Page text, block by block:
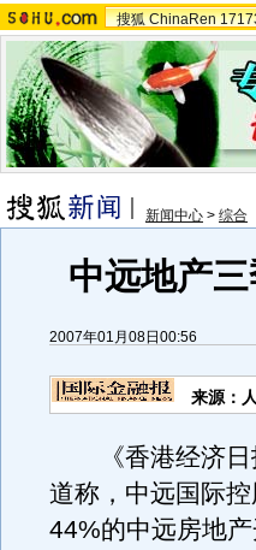
搜狐 ChinaRen
新闻中心 > 综合
中远地产
2007年01月08日00:56
来源：
《香港经济日
道称，中远国际
44%的中远房地